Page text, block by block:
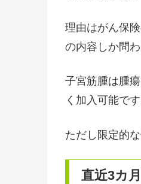
理由はがん保
の内容しか問
子宮筋腫は腫
く加入可能です
ただし限定的
直近3カ